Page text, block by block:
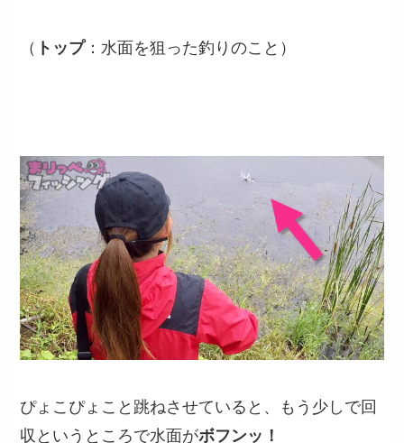
（ トップ：水面を狙った釣りのこと）
ぴょこぴょこと跳ねさせていると、もう少しで回
収というところで水面がボフンッ！